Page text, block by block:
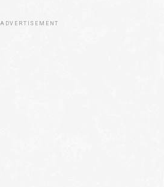
ADVERTISEMENT